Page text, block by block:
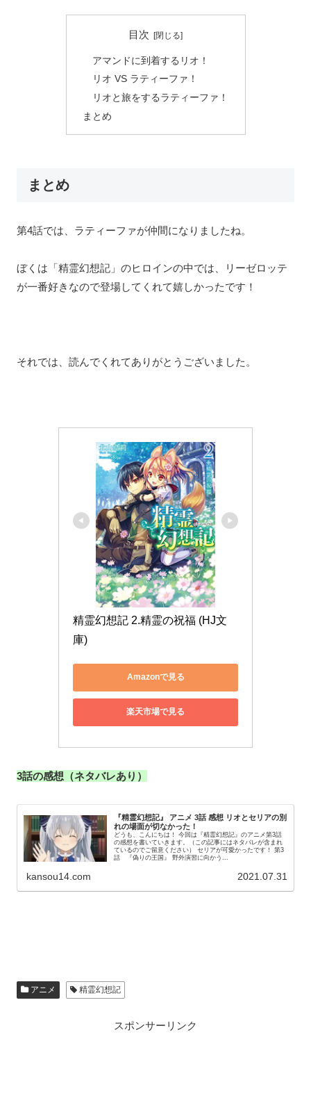
目次
アマンドに到着するリオ！
リオ VS ラティーファ！
リオと旅をするラティーファ！
まとめ
まとめ
第4話では、ラティーファが仲間になりましたね。
ぼくは「精霊幻想記」のヒロインの中では、リーゼロッテ
が一番好きなので登場してくれて嬉しかったです！
それでは、読んでくれてありがとうございました。
精霊幻想記 2.精霊の祝福 (HJ文
庫)
Amazonで見る
楽天市場で見る
3話の感想（ネタバレあり）
『精霊幻想記』 アニメ 3話 感想 リオとセリアの別
れの場面が切なかった！
どうも、こんにちは！ 今回は『精霊幻想記』のアニメ第3話
の感想を書いていきます。（この記事にはネタバレが含まれ
ているのでご留意ください） セリアが可愛かったです！ 第3
話 『偽りの王国』 野外演習に向かう...
kansou14.com 2021.07.31
アニメ 精霊幻想記
スポンサーリンク